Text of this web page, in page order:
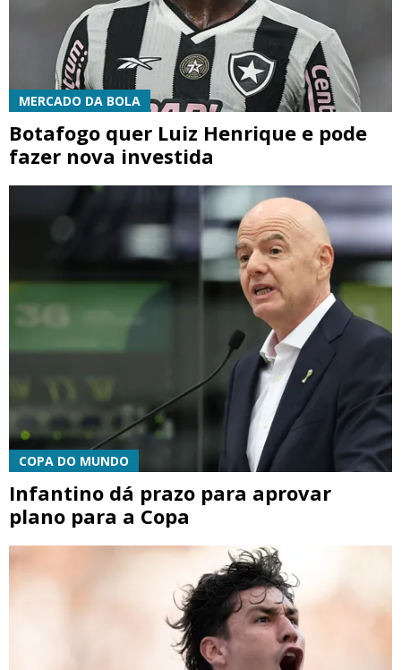
MERCADO DA BOLA
Botafogo quer Luiz Henrique e pode
fazer nova investida
COPA DO MUNDO
Infantino dá prazo para aprovar
plano para a Copa